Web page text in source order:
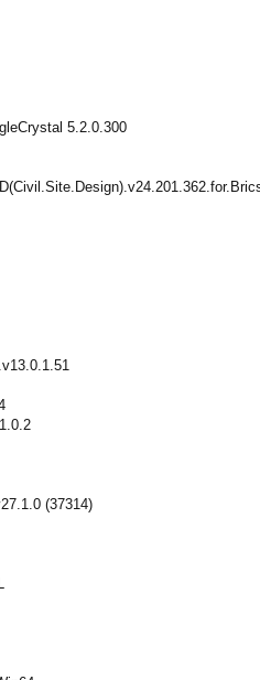
5.2.0.300
(37314)